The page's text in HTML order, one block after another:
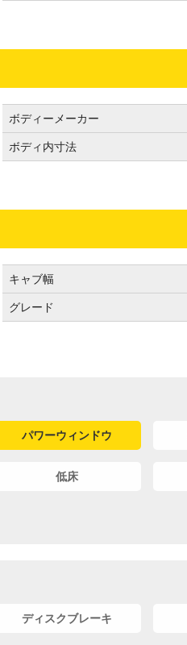
ボディーメーカー
ボディ内寸法
キャブ幅
グレード
パワーウィンドウ
低床
ディスクブレーキ